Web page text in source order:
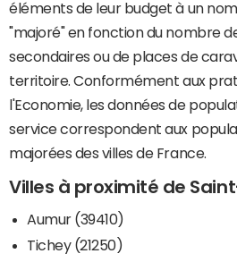
éléments de leur budget à un
"majoré" en fonction du nombre
secondaires ou de places de
territoire. Conformément aux
l'Economie, les données de
service correspondent aux
majorées des villes de France.
Villes à proximité de
Aumur (39410)
Tichey (21250)